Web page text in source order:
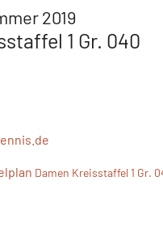
2019
1 Gr. 040
Damen Kreisstaffel 1 Gr.